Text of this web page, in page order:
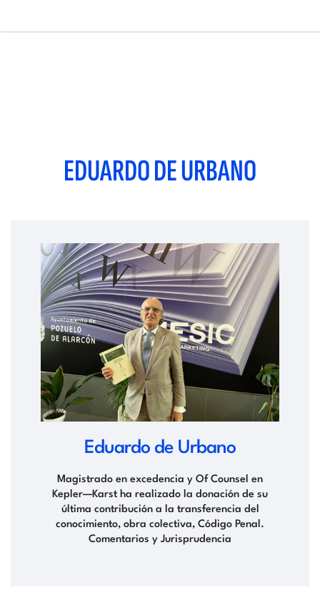
contenido
EDUARDO DE URBANO
Eduardo de Urbano
Magistrado en excedencia y Of Counsel en
Kepler—Karst ha realizado la donación de su
última contribución a la transferencia del
conocimiento, obra colectiva, Código Penal.
Comentarios y Jurisprudencia